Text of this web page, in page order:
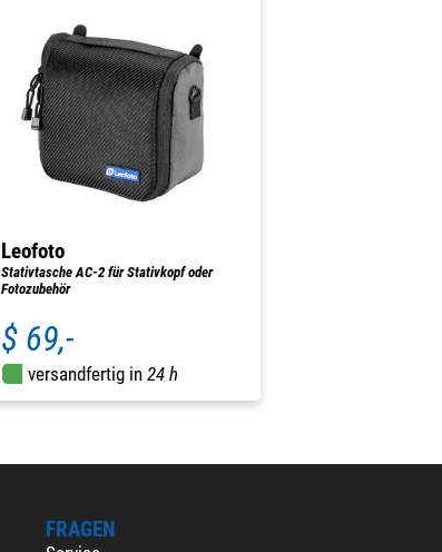
Leofoto
Stativtasche AC-2 für Stativkopf oder
Fotozubehör
$ 69,-
versandfertig in 24 h
FRAGEN